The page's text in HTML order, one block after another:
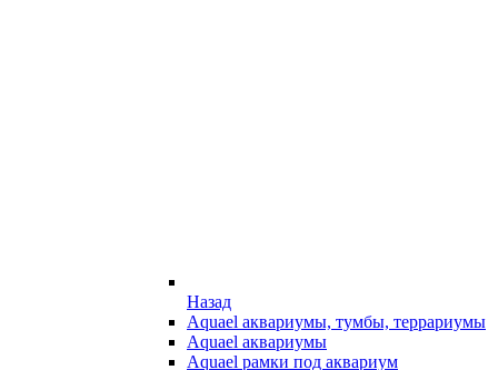
Назад
Aquael аквариумы, тумбы, террариумы
Aquael аквариумы
Aquael рамки под аквариум